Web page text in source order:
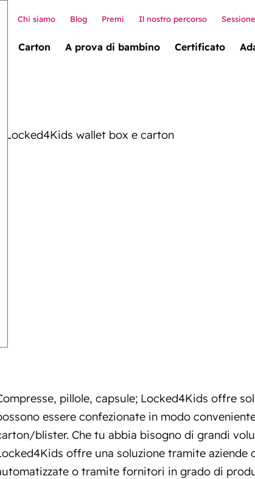
Carton A prova di bambino Certificato
Chi siamo Blog Premi Il nostro percorso
pillole, capsule; Locked4Kids offre
essere confezionate in modo
blister. Che tu abbia bisogno di grandi
offre una soluzione tramite aziende
o tramite fornitori in grado di